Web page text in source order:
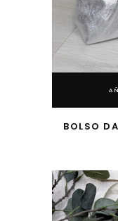
BOLSO